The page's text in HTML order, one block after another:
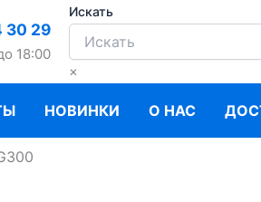
30 29
18:00
Искать
×
НОВИНКИ О НАС